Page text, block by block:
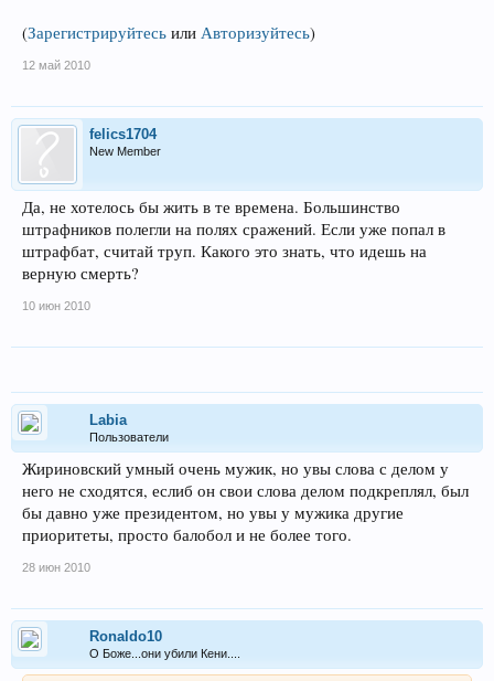
(Зарегистрируйтесь или Авторизуйтесь)
12 май 2010
felics1704
New Member
Да, не хотелось бы жить в те времена. Большинство
штрафников полегли на полях сражений. Если уже попал в
штрафбат, считай труп. Какого это знать, что идешь на
верную смерть?
10 июн 2010
Labia
Пользователи
Жириновский умный очень мужик, но увы слова с делом у
него не сходятся, еслиб он свои слова делом подкреплял, был
бы давно уже президентом, но увы у мужика другие
приоритеты, просто балобол и не более того.
28 июн 2010
Ronaldo10
О Боже...они убили Кени....